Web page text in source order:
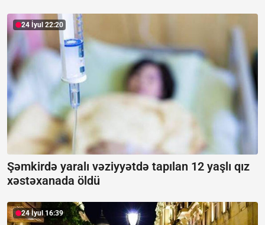
24 İyul 22:20
Şəmkirdə yaralı vəziyyətdə tapılan 12 yaşlı qız
xəstəxanada öldü
24 İyul 16:39